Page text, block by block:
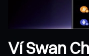
Ví Swan